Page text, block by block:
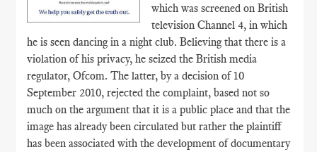
which was screened on British
television Channel 4, in which
he is seen dancing in a night club. Believing that there is a
violation of his privacy, he seized the British media
regulator, Ofcom. The latter, by a decision of 10
September 2010, rejected the complaint, based not so
much on the argument that it is a public place and that the
image has already been circulated but rather the plaintiff
has been associated with the development of documentary